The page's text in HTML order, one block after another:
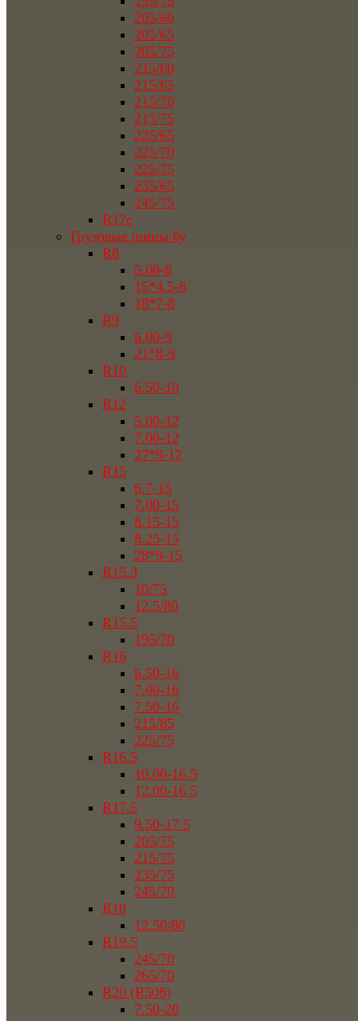
205/60
205/65
205/75
215/60
215/65
215/70
215/75
225/65
225/70
225/75
235/65
245/75
R17c
Грузовые шины бу
R8
5.00-8
15*4.5-8
18*7-8
R9
6.00-9
21*8-9
R10
6.50-10
R12
5.00-12
7.00-12
27*9-12
R15
6.7-15
7.00-15
8.15-15
8.25-15
28*9-15
R15.3
10/75
12.5/80
R15.5
195/70
R16
6.50-16
7.00-16
7.50-16
215/85
225/75
R16.5
10.00-16.5
12.00-16.5
R17.5
9.50-17.5
205/75
215/75
235/75
245/70
R18
12.50/80
R19.5
245/70
265/70
R20 (R508)
7.50-20